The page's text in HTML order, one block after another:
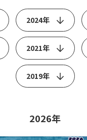
2024年
2021年
2019年
2026年